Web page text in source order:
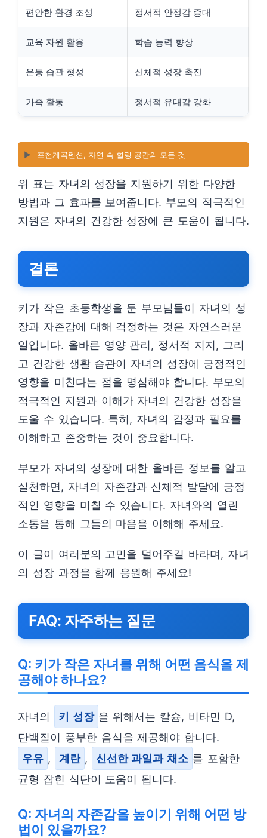
편안한 환경 조성 정서적 안정감 증대
교육 자원 활용 학습 능력 향상
운동 습관 형성 신체적 성장 촉진
가족 활동 정서적 유대감 강화
▶️ 포천계곡펜션, 자연 속 힐링 공간의 모든 것
위 표는 자녀의 성장을 지원하기 위한 다양한
방법과 그 효과를 보여줍니다. 부모의 적극적인
지원은 자녀의 건강한 성장에 큰 도움이 됩니다.
결론
키가 작은 초등학생을 둔 부모님들이 자녀의 성
장과 자존감에 대해 걱정하는 것은 자연스러운
일입니다. 올바른 영양 관리, 정서적 지지, 그리
고 건강한 생활 습관이 자녀의 성장에 긍정적인
영향을 미친다는 점을 명심해야 합니다. 부모의
적극적인 지원과 이해가 자녀의 건강한 성장을
도울 수 있습니다. 특히, 자녀의 감정과 필요를
이해하고 존중하는 것이 중요합니다.
부모가 자녀의 성장에 대한 올바른 정보를 알고
실천하면, 자녀의 자존감과 신체적 발달에 긍정
적인 영향을 미칠 수 있습니다. 자녀와의 열린
소통을 통해 그들의 마음을 이해해 주세요.
이 글이 여러분의 고민을 덜어주길 바라며, 자녀
의 성장 과정을 함께 응원해 주세요!
FAQ: 자주하는 질문
Q: 키가 작은 자녀를 위해 어떤 음식을 제
공해야 하나요?
자녀의 키 성장 을 위해서는 칼슘, 비타민 D,
단백질이 풍부한 음식을 제공해야 합니다.
우유 , 계란 , 신선한 과일과 채소 를 포함한
균형 잡힌 식단이 도움이 됩니다.
Q: 자녀의 자존감을 높이기 위해 어떤 방
법이 있을까요?